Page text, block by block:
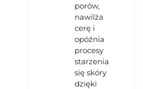
porów,
nawilża
cerę i
opóźnia
procesy
starzenia
się skóry
dzięki